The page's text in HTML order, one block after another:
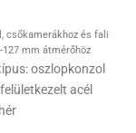
csőkamerákhoz és fali
127 mm átmérőhöz
oszlopkonzol
acél